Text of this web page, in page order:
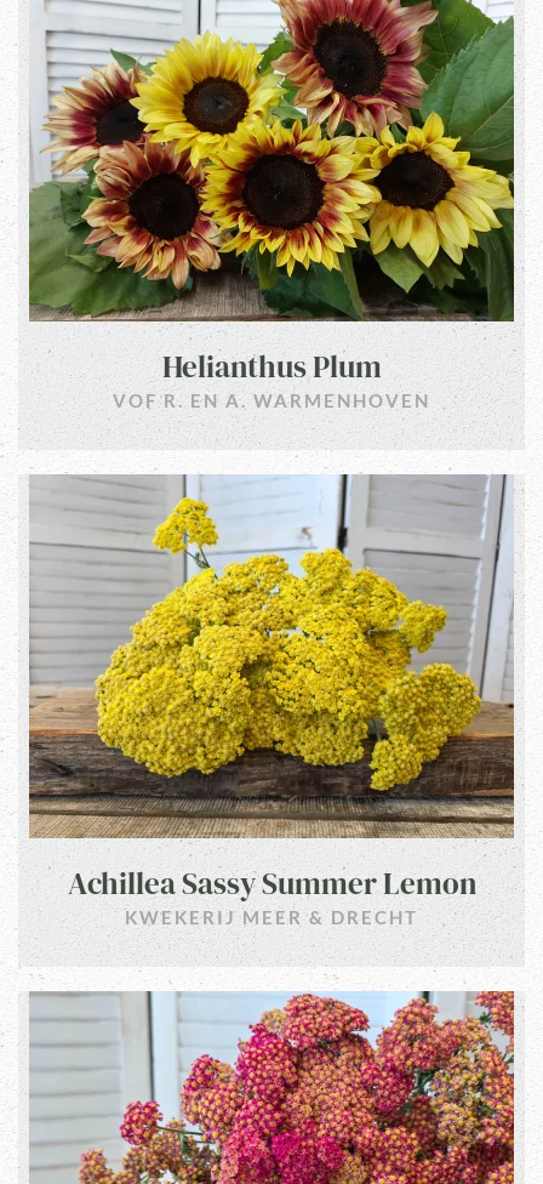
Helianthus Plum
VOF R. EN A. WARMENHOVEN
Achillea Sassy Summer Lemon
KWEKERIJ MEER & DRECHT